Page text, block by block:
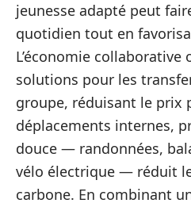
jeunesse adapté peut
quotidien tout en
L’économie collaborative
solutions pour les
groupe, réduisant le prix
déplacements internes,
douce — randonnées,
vélo électrique — réduit
carbone. En combinant